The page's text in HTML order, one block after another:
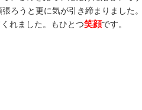
ろうと更に気が引き締まりました。
れました。もひとつ笑顔です。